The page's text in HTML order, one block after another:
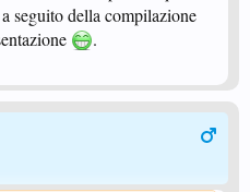
seguito della compilazione
.